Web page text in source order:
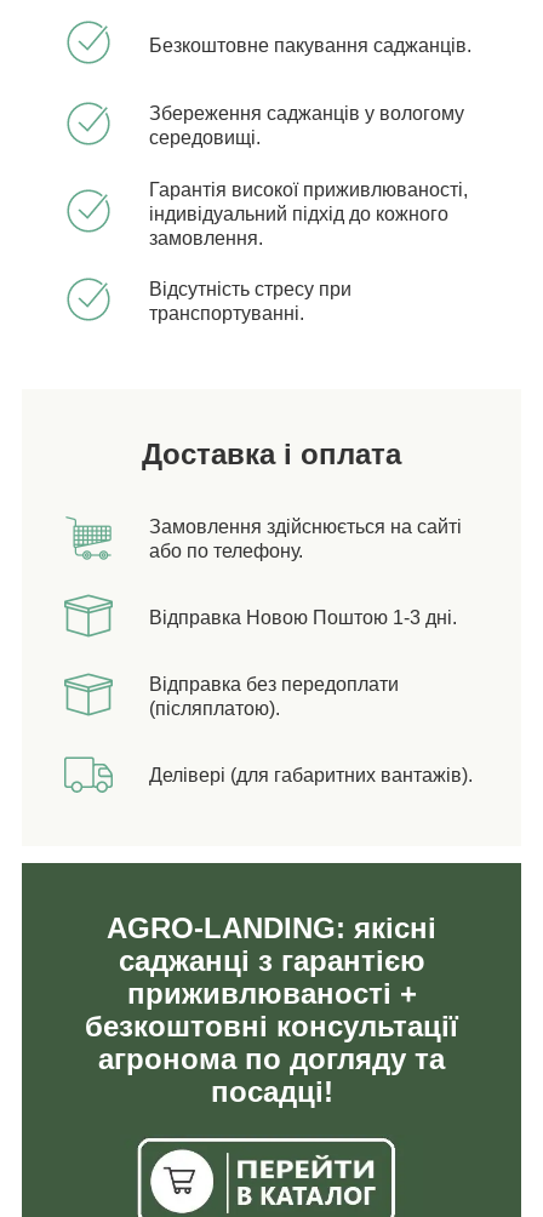
Безкоштовне пакування саджанців.
Збереження саджанців у вологому
середовищі.
Гарантія високої приживлюваності,
індивідуальний підхід до кожного
замовлення.
Відсутність стресу при
транспортуванні.
Доставка і оплата
Замовлення здійснюється на сайті
або по телефону.
Відправка Новою Поштою 1-3 дні.
Відправка без передоплати
(післяплатою).
Делівері (для габаритних вантажів).
AGRO-LANDING: якісні
саджанці з гарантією
приживлюваності +
безкоштовні консультації
агронома по догляду та
посадці!